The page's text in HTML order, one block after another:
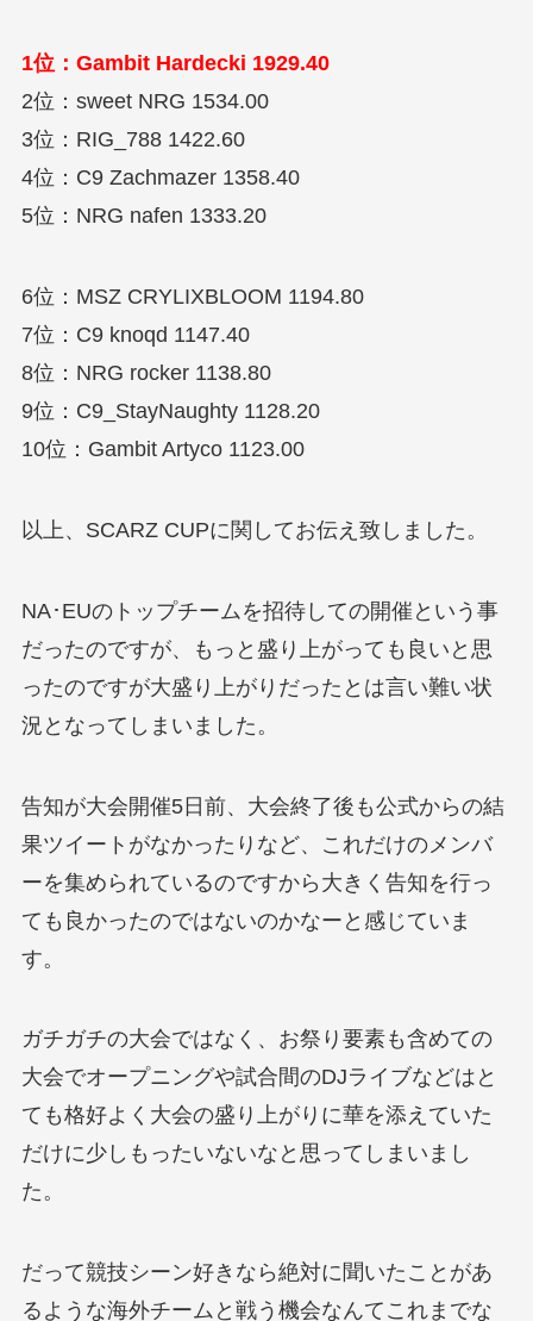
1位：Gambit Hardecki 1929.40
2位：sweet NRG 1534.00
3位：RIG_788 1422.60
4位：C9 Zachmazer 1358.40
5位：NRG nafen 1333.20
6位：MSZ CRYLIXBLOOM 1194.80
7位：C9 knoqd 1147.40
8位：NRG rocker 1138.80
9位：C9_StayNaughty 1128.20
10位：Gambit Artyco 1123.00
以上、SCARZ CUPに関してお伝え致しました。
NA･EUのトップチームを招待しての開催という事
だったのですが、もっと盛り上がっても良いと思
ったのですが大盛り上がりだったとは言い難い状
況となってしまいました。
告知が大会開催5日前、大会終了後も公式からの結
果ツイートがなかったりなど、これだけのメンバ
ーを集められているのですから大きく告知を行っ
ても良かったのではないのかなーと感じていま
す。
ガチガチの大会ではなく、お祭り要素も含めての
大会でオープニングや試合間のDJライブなどはと
ても格好よく大会の盛り上がりに華を添えていた
だけに少しもったいないなと思ってしまいまし
た。
だって競技シーン好きなら絶対に聞いたことがあ
るような海外チームと戦う機会なんてこれまでな